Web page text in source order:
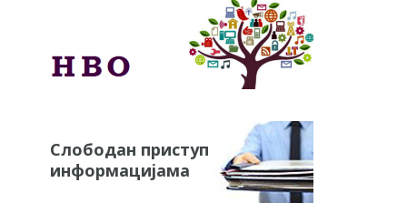
Слободан приступ
информацијама